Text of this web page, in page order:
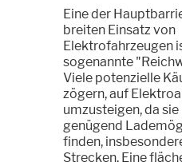
Eine der
breiten Einsatz von
Elektrofahrzeugen
sogenannte
Viele potenzielle
zögern, auf
umzusteigen, da
genügend
finden,
Strecken. Eine